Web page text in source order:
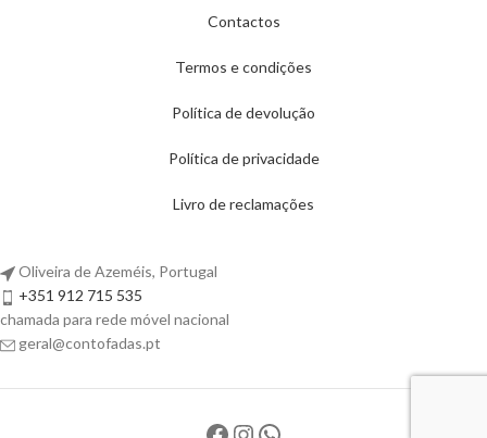
Contactos
Termos e condições
Política de devolução
Política de privacidade
Livro de reclamações
Oliveira de Azeméis, Portugal
+351 912 715 535
chamada para rede móvel nacional
geral@contofadas.pt